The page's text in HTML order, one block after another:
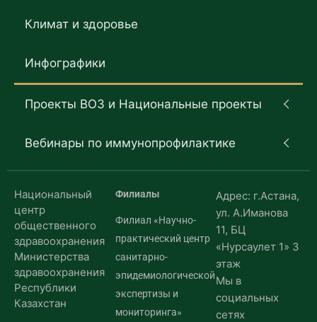
Климат и здоровье
Инфографики
Проекты ВОЗ и Национальные проекты
Вебинары по иммунопрофилактике
Национальный
центр
общественного
здравоохранения
Министерства
здравоохранения
Республики
Казахстан
Филиалы
Филиал «Научно-
практический центр
санитарно-
эпидемиологической
экспертизы и
мониторинга»
Адрес: г.Астана,
ул. А.Иманова
11, БЦ
«Нурсаулет 1» 3
этаж
Мы в
социальных
сетях